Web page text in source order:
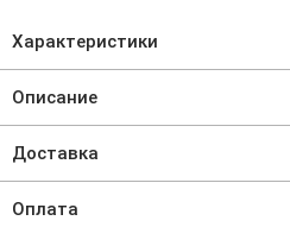
Характеристики
Описание
Доставка
Оплата